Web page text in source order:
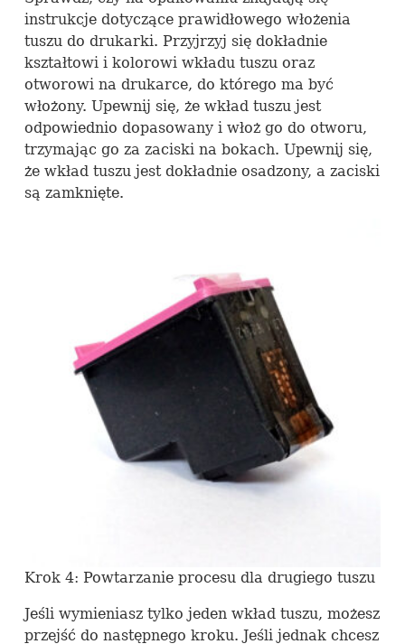
instrukcje dotyczące prawidłowego włożenia
tuszu do drukarki. Przyjrzyj się dokładnie
kształtowi i kolorowi wkładu tuszu oraz
otworowi na drukarce, do którego ma być
włożony. Upewnij się, że wkład tuszu jest
odpowiednio dopasowany i włoż go do otworu,
trzymając go za zaciski na bokach. Upewnij się,
że wkład tuszu jest dokładnie osadzony, a zaciski
są zamknięte.
Krok 4: Powtarzanie procesu dla drugiego tuszu
Jeśli wymieniasz tylko jeden wkład tuszu, możesz
przejść do następnego kroku. Jeśli jednak chcesz